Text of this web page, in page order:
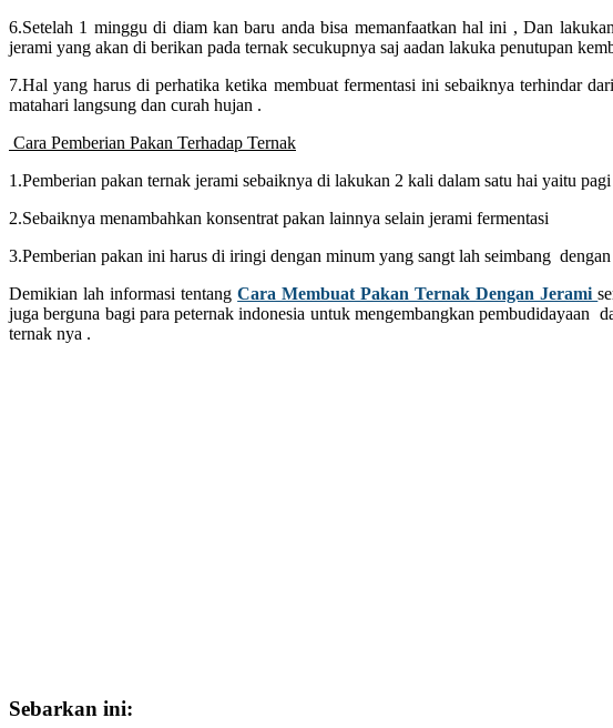
6.Setelah 1 minggu di diam kan baru anda bisa memanfaatkan hal ini , Dan
jerami yang akan di berikan pada ternak secukupnya saj aadan lakuka penutupan
7.Hal yang harus di perhatika ketika membuat fermentasi ini sebaiknya terhindar
matahari langsung dan curah hujan .
Cara Pemberian Pakan Terhadap Ternak
1.Pemberian pakan ternak jerami sebaiknya di lakukan 2 kali dalam satu hai yaitu pagi
2.Sebaiknya menambahkan konsentrat pakan lainnya selain jerami fermentasi
3.Pemberian pakan ini harus di iringi dengan minum yang sangt lah seimbang
Demikian lah informasi tentangCara Membuat Pakan Ternak Dengan Jerami
juga berguna bagi para peternak indonesia untuk mengembangkan pembudidayaan
ternak nya .
Sebarkan ini: